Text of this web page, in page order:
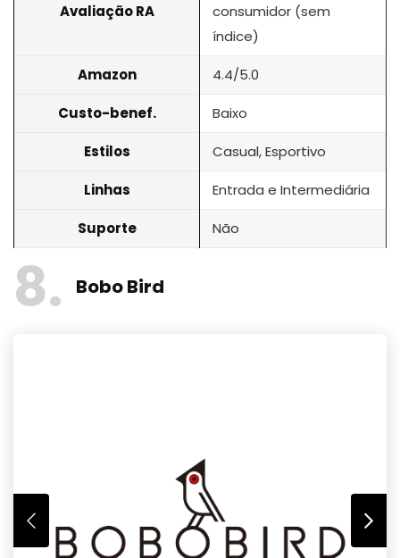
Avaliação RA
consumidor (sem
índice)
Amazon 4.4/5.0
Custo-benef. Baixo
Estilos Casual, Esportivo
Linhas Entrada e Intermediária
Suporte Não
8 Bobo Bird